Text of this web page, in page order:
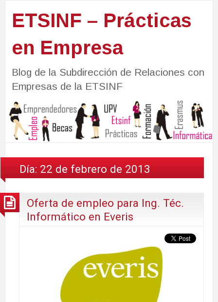
ETSINF – Prácticas
en Empresa
Blog de la Subdirección de Relaciones con
Empresas de la ETSINF
Día: 22 de febrero de 2013
Oferta de empleo para Ing. Téc.
Informático en Everis